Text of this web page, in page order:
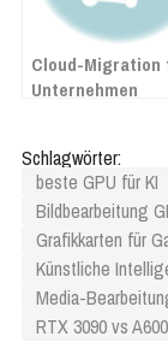
Cloud-Migration
Unternehmen
Schlagwörter:
beste GPU für KI
Bildbearbeitung
Grafikkarten für
Künstliche
Media-
RTX 3090 vs